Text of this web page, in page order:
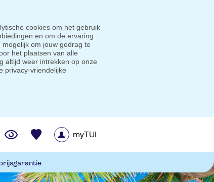
cookies om het gebruik
en om de ervaring
om jouw gedrag te
het plaatsen van alle
altijd weer intrekken op onze
privacy-vriendelijke
myTUI